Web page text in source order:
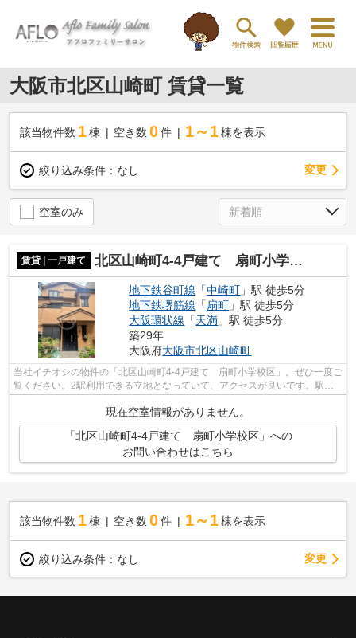
大阪市北区山崎町 賃貸一覧
該当物件数 1棟 空き数 0 件 1～1 棟を表示
絞り込み条件： なし 変更
空室のみ
賃貸 | 一戸建て 北区山崎町4-4戸建て 扇町小学校区
地下鉄谷町線 「中崎町 」駅 徒歩5分
地下鉄堺筋線 「 扇町 」駅 徒歩5分
大阪環状線 「天満 」駅 徒歩5分
築29年
大阪府大阪市北区山崎町
当社イチオシの物件の「北区山崎町4-4戸建て 扇町小学校区」。ぜひ一度ご
覧ください。2駅利用できる立地となっていて、アクセスが良いです。駅ま
現在空室情報がありません。
「北区山崎町4-4戸建て 扇町小学校区」への
お問い合わせはこちら
該当物件数 1棟 空き数 0 件 1～1 棟を表示
絞り込み条件： なし 変更